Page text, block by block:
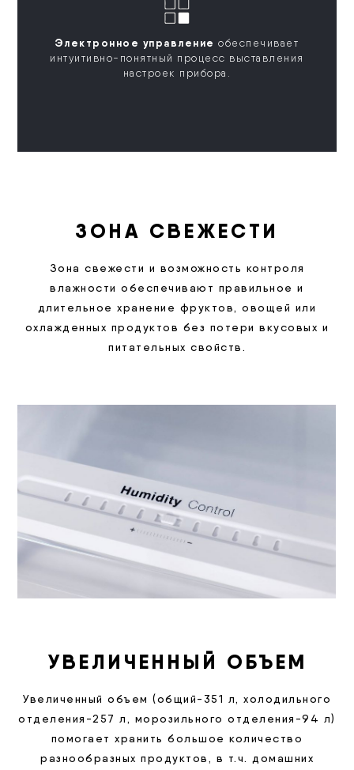
Электронное управление обеспечивает
интуитивно-понятный процесс выставления
настроек прибора.
ЗОНА СВЕЖЕСТИ
Зона свежести и возможность контроля
влажности обеспечивают правильное и
длительное хранение фруктов, овощей или
охлажденных продуктов без потери вкусовых и
питательных свойств.
УВЕЛИЧЕННЫЙ ОБЪЕМ
Увеличенный объем (общий-351 л, холодильного
отделения-257 л, морозильного отделения-94 л)
помогает хранить большое количество
разнообразных продуктов, в т.ч. домашних